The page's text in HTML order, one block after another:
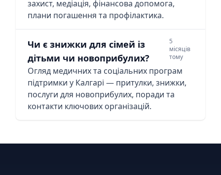
захист, медіація, фінансова допомога,
плани погашення та профілактика.
Чи є знижки для сімей із
дітьми чи новоприбулих?
5
місяців
тому
Огляд медичних та соціальних програм
підтримки у Калгарі — притулки, знижки,
послуги для новоприбулих, поради та
контакти ключових організацій.